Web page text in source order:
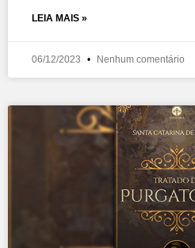
LEIA MAIS »
06/12/2023 Nenhum comentário